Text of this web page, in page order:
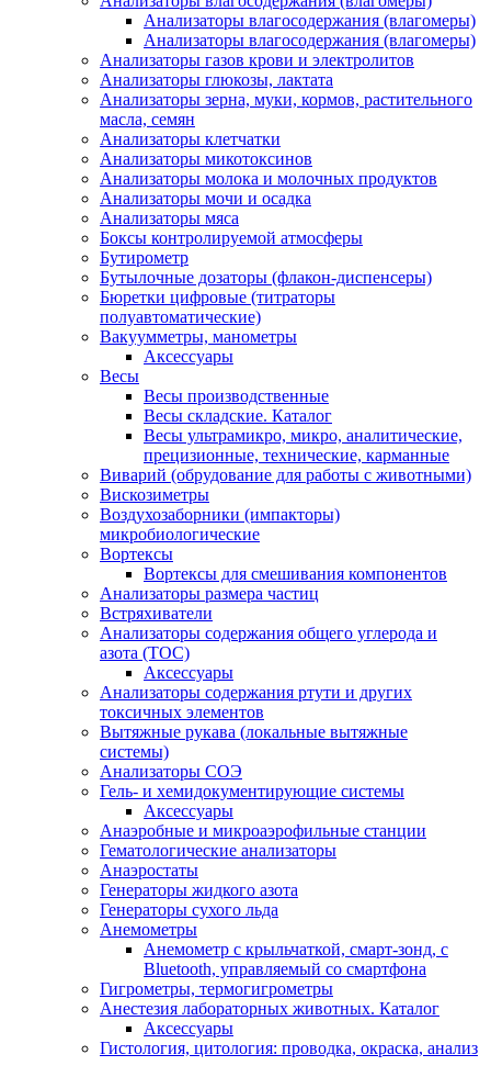
Анализаторы влагосодержания (влагомеры)
Анализаторы влагосодержания (влагомеры)
Анализаторы газов крови и электролитов
Анализаторы глюкозы, лактата
Анализаторы зерна, муки, кормов, растительного
масла, семян
Анализаторы клетчатки
Анализаторы микотоксинов
Анализаторы молока и молочных продуктов
Анализаторы мочи и осадка
Анализаторы мяса
Боксы контролируемой атмосферы
Бутирометр
Бутылочные дозаторы (флакон-диспенсеры)
Бюретки цифровые (титраторы
полуавтоматические)
Вакуумметры, манометры
Аксессуары
Весы
Весы производственные
Весы складские. Каталог
Весы ультрамикро, микро, аналитические,
прецизионные, технические, карманные
Виварий (обрудование для работы с животными)
Вискозиметры
Воздухозаборники (импакторы)
микробиологические
Вортексы
Вортексы для смешивания компонентов
Анализаторы размера частиц
Встряхиватели
Анализаторы содержания общего углерода и
азота (ТОС)
Аксессуары
Анализаторы содержания ртути и других
токсичных элементов
Вытяжные рукава (локальные вытяжные
системы)
Анализаторы СОЭ
Гель- и хемидокументирующие системы
Аксессуары
Анаэробные и микроаэрофильные станции
Гематологические анализаторы
Анаэростаты
Генераторы жидкого азота
Генераторы сухого льда
Анемометры
Анемометр с крыльчаткой, смарт-зонд, с
Bluetooth, управляемый со смартфона
Гигрометры, термогигрометры
Анестезия лабораторных животных. Каталог
Аксессуары
Гистология, цитология: проводка, окраска, анализ